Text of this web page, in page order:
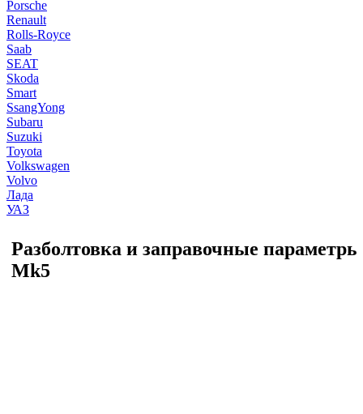
Porsche
Renault
Rolls-Royce
Saab
SEAT
Skoda
Smart
SsangYong
Subaru
Suzuki
Toyota
Volkswagen
Volvo
Лада
УАЗ
Разболтовка и заправочные
Mk5